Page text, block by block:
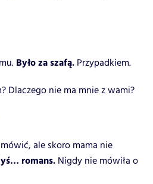
Było za szafą. Przypadkiem.
Dlaczego nie ma mnie z wami?
ale skoro mama nie
romans. Nigdy nie mówiła o